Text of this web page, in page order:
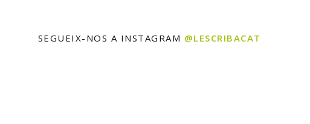
SEGUEIX-NOS A INSTAGRAM @LESCRIBACAT